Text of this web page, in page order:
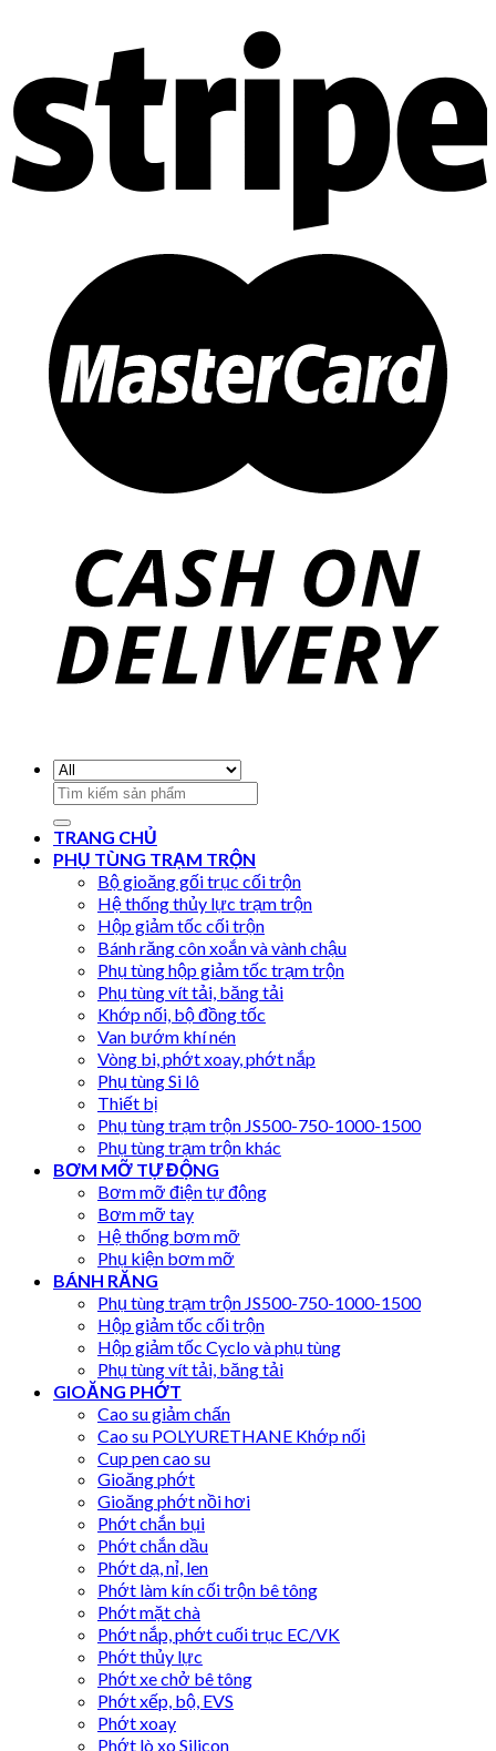
Search
for:
TRANG CHỦ
PHỤ TÙNG TRẠM TRỘN
Bộ gioăng gối trục cối trộn
Hệ thống thủy lực trạm trộn
Hộp giảm tốc cối trộn
Bánh răng côn xoắn và vành chậu
Phụ tùng hộp giảm tốc trạm trộn
Phụ tùng vít tải, băng tải
Khớp nối, bộ đồng tốc
Van bướm khí nén
Vòng bi, phớt xoay, phớt nắp
Phụ tùng Si lô
Thiết bị
Phụ tùng trạm trộn JS500-750-1000-1500
Phụ tùng trạm trộn khác
BƠM MỠ TỰ ĐỘNG
Bơm mỡ điện tự động
Bơm mỡ tay
Hệ thống bơm mỡ
Phụ kiện bơm mỡ
BÁNH RĂNG
Phụ tùng trạm trộn JS500-750-1000-1500
Hộp giảm tốc cối trộn
Hộp giảm tốc Cyclo và phụ tùng
Phụ tùng vít tải, băng tải
GIOĂNG PHỚT
Cao su giảm chấn
Cao su POLYURETHANE Khớp nối
Cup pen cao su
Gioăng phớt
Gioăng phớt nồi hơi
Phớt chắn bụi
Phớt chắn dầu
Phớt dạ, nỉ, len
Phớt làm kín cối trộn bê tông
Phớt mặt chà
Phớt nắp, phớt cuối trục EC/VK
Phớt thủy lực
Phớt xe chở bê tông
Phớt xếp, bộ, EVS
Phớt xoay
Phớt lò xo Silicon